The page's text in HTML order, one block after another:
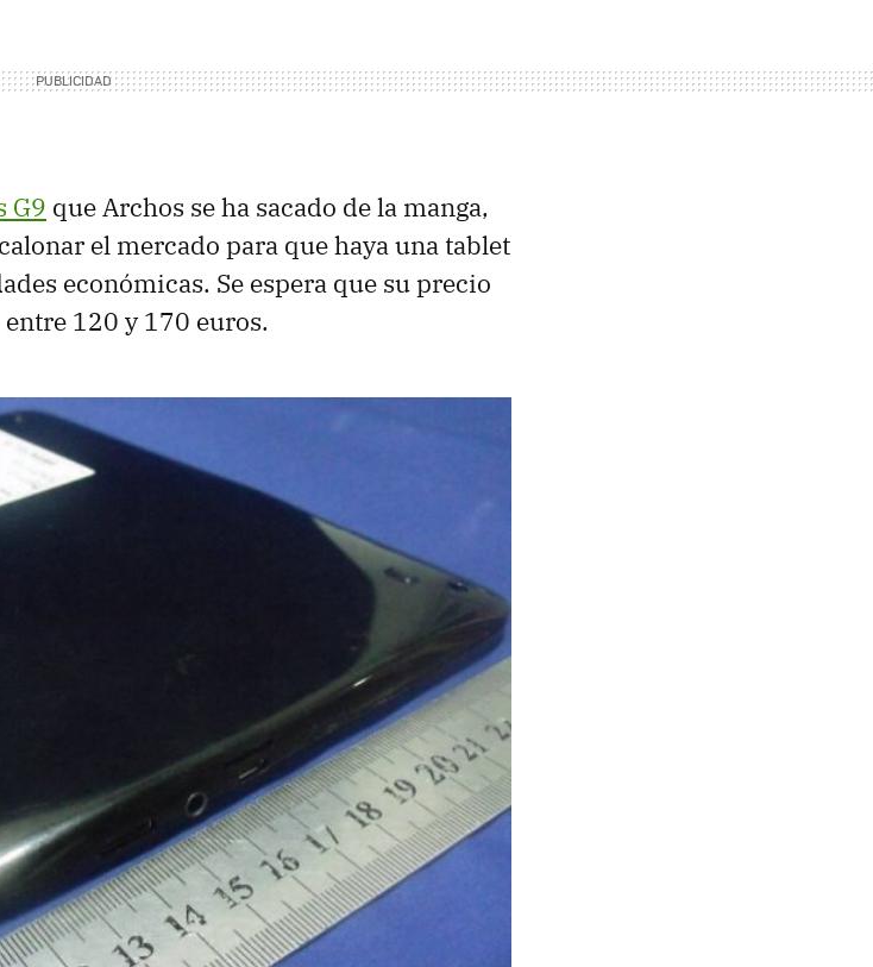
G9 que Archos se ha sacado de la manga,
el mercado para que haya una tablet
económicas. Se espera que su precio
120 y 170 euros.